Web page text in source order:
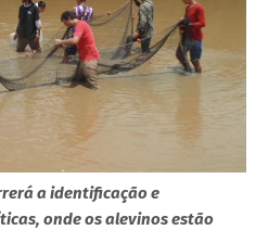
a identificação e
onde os alevinos estão